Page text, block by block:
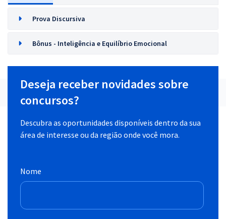
Prova Discursiva
Bônus - Inteligência e Equilíbrio Emocional
Deseja receber novidades sobre
concursos?
Descubra as oportunidades disponíveis dentro da sua
área de interesse ou da região onde você mora.
Nome